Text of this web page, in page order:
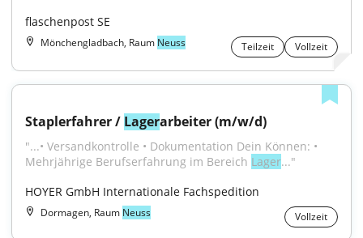
flaschenpost SE
Mönchengladbach, Raum Neuss Teilzeit Vollzeit
Staplerfahrer / Lagerarbeiter (m/w/d)
"...• Versandkontrolle • Dokumentation Dein Können: •
Mehrjährige Berufserfahrung im Bereich Lager..."
HOYER GmbH Internationale Fachspedition
Dormagen, Raum Neuss Vollzeit